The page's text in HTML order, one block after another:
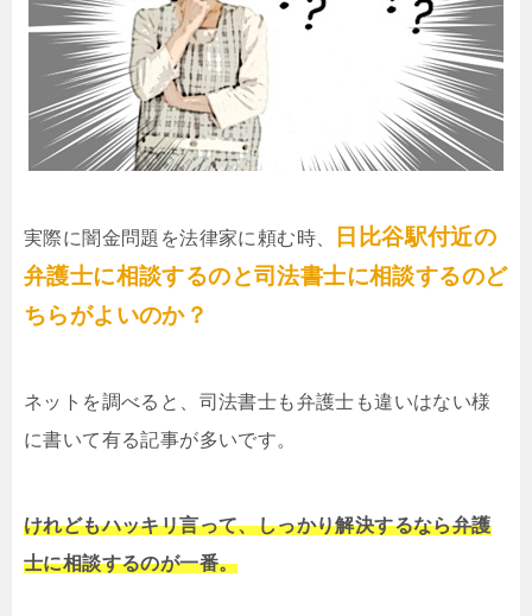
実際に闇金問題を法律家に頼む時、
日比谷駅付近の
弁護士に相談するのと司法書士に相談するのど
ちらがよいのか？
ネットを調べると、司法書士も弁護士も違いはない様
に書いて有る記事が多いです。
けれどもハッキリ言って、しっかり解決するなら弁護
士に相談するのが一番。